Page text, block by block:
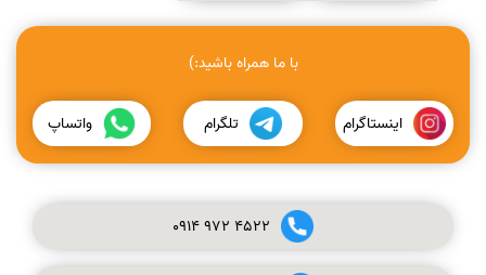
با ما همراه باشید:)
اینستاگرام تلگرام واتساپ
0914972 4522